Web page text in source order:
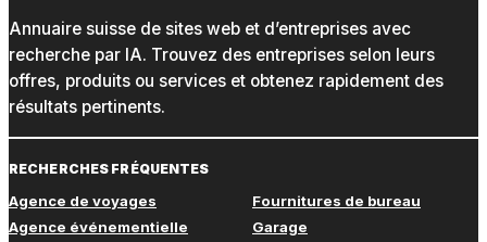
Annuaire suisse de sites web et d’entreprises avec
recherche par IA. Trouvez des entreprises selon leurs
offres, produits ou services et obtenez rapidement des
résultats pertinents.
RECHERCHES FRÉQUENTES
Agence de voyages
Agence événementielle
Fournitures de bureau
Garage